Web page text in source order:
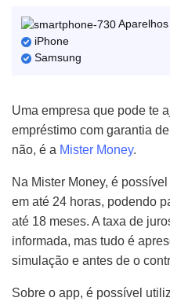
iPhone
Samsung
Uma empresa que pode te
empréstimo com garantia
não, é a Mister Money.
Na Mister Money, é
em até 24 horas, podendo
até 18 meses. A taxa de
informada, mas tudo é
simulação e antes de o
Sobre o app, é possível